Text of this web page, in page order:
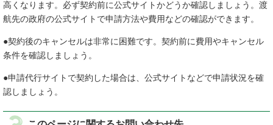
高くなります。必ず契約前に公式サイトかどうか確認しましょう。渡
航先の政府の公式サイトで申請方法や費用などの確認ができます。
●契約後のキャンセルは非常に困難です。契約前に費用やキャンセル
条件を確認しましょう。
●申請代行サイトで契約した場合は、公式サイトなどで申請状況を確
認しましょう。